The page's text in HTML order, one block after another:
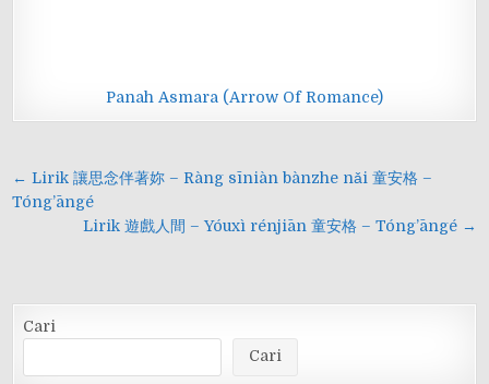
Panah Asmara (Arrow Of Romance)
Navigasi
pos
← Lirik 讓思念伴著妳 – Ràng sīniàn bànzhe nǎi 童安格 –
Tóng’āngé
Lirik 遊戲人間 – Yóuxì rénjiān 童安格 – Tóng’āngé →
Cari
Cari